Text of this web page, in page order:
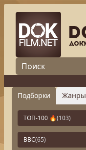
Подборки Жанры
ТОП-100 🔥(103)
BBC(65)